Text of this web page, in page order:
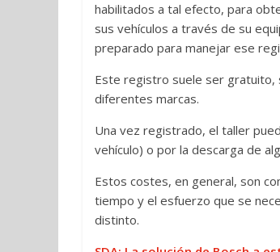
habilitados a tal efecto, para
sus vehículos a través de su
preparado para manejar ese
Este registro suele ser gratuito,
diferentes marcas.
Una vez registrado, el taller
vehículo) o por la descarga de
Estos costes, en general, son
tiempo y el esfuerzo que se
distinto.